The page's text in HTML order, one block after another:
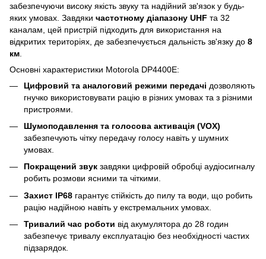
забезпечуючи високу якість звуку та надійний зв'язок у будь-
яких умовах. Завдяки частотному діапазону UHF та 32
каналам, цей пристрій підходить для використання на
відкритих територіях, де забезпечується дальність зв'язку до 8
км
Основні характеристики Motorola DP4400E:
Цифровий та аналоговий режими передачі дозволяють
гнучко використовувати рацію в різних умовах та з різними
пристроями.
Шумоподавлення та голосова активація (VOX)
забезпечують чітку передачу голосу навіть у шумних
умовах.
Покращений звук завдяки цифровій обробці аудіосигналу
робить розмови ясними та чіткими.
Захист IP68 гарантує стійкість до пилу та води, що робить
рацію надійною навіть у екстремальних умовах.
Тривалий час роботи від акумулятора до 28 годин
забезпечує тривалу експлуатацію без необхідності частих
підзарядок.